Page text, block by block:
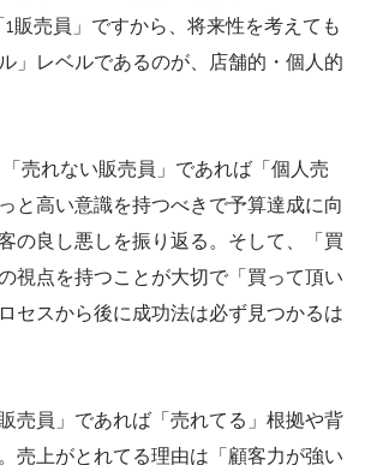
1販売員」ですから、将来性を考えても
」レベルであるのが、店舗的・個人的
売れない販売員」であれば「個人売
と高い意識を持つべきで予算達成に向
の良し悪しを振り返る。そして、「買
視点を持つことが大切で「買って頂い
セスから後に成功法は必ず見つかるは
売員」であれば「売れてる」根拠や背
売上がとれてる理由は「顧客力が強い